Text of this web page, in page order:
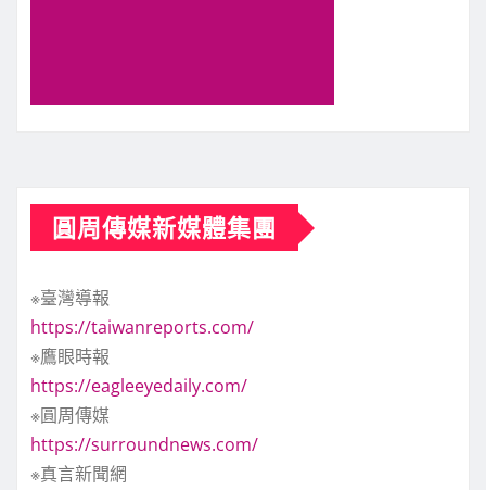
圓周傳媒新媒體集團
※臺灣導報
https://taiwanreports.com/
※鷹眼時報
https://eagleeyedaily.com/
※圓周傳媒
https://surroundnews.com/
※真言新聞網